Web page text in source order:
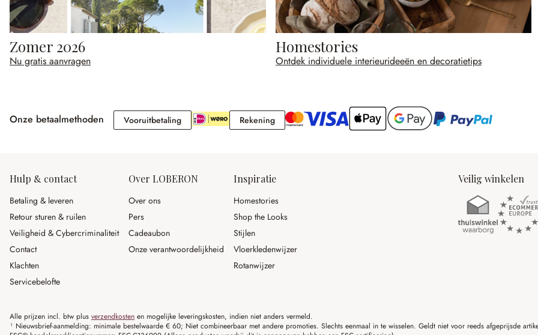
Zomer 2026
Nu gratis aanvragen
Homestories
Ontdek individuele interieurideeën en decoratietips
Onze betaalmethoden VooruitbetalingVooruitbetaling RekeningRekening
Hulp & contact
Betaling & leveren
Retour sturen & ruilen
Veiligheid & Cybercriminaliteit
Contact
Klachten
Servicebelofte
Over LOBERON
Over ons
Pers
Cadeaubon
Onze verantwoordelijkheid
Inspiratie
Homestories
Shop the Looks
Stijlen
Vloerkledenwijzer
Rotanwijzer
Veilig winkelen
Alle prijzen incl. btw plus verzendkosten en mogelijke leveringskosten, indien niet anders vermeld.
¹ Nieuwsbrief-aanmelding: minimale bestelwaarde € 60; Niet combineerbaar met andere promoties. Slechts eenmaal in te wisselen. Geldt niet voor reeds afgeprijsde